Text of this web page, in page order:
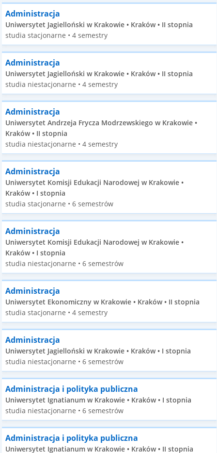
Administracja
Uniwersytet Jagielloński w Krakowie • Kraków • II stopnia
studia stacjonarne • 4 semestry
Administracja
Uniwersytet Jagielloński w Krakowie • Kraków • II stopnia
studia niestacjonarne • 4 semestry
Administracja
Uniwersytet Andrzeja Frycza Modrzewskiego w Krakowie •
Kraków • II stopnia
studia niestacjonarne • 4 semestry
Administracja
Uniwersytet Komisji Edukacji Narodowej w Krakowie •
Kraków • I stopnia
studia stacjonarne • 6 semestrów
Administracja
Uniwersytet Komisji Edukacji Narodowej w Krakowie •
Kraków • I stopnia
studia niestacjonarne • 6 semestrów
Administracja
Uniwersytet Ekonomiczny w Krakowie • Kraków • II stopnia
studia stacjonarne • 4 semestry
Administracja
Uniwersytet Jagielloński w Krakowie • Kraków • I stopnia
studia niestacjonarne • 6 semestrów
Administracja i polityka publiczna
Uniwersytet Ignatianum w Krakowie • Kraków • I stopnia
studia niestacjonarne • 6 semestrów
Administracja i polityka publiczna
Uniwersytet Ignatianum w Krakowie • Kraków • II stopnia